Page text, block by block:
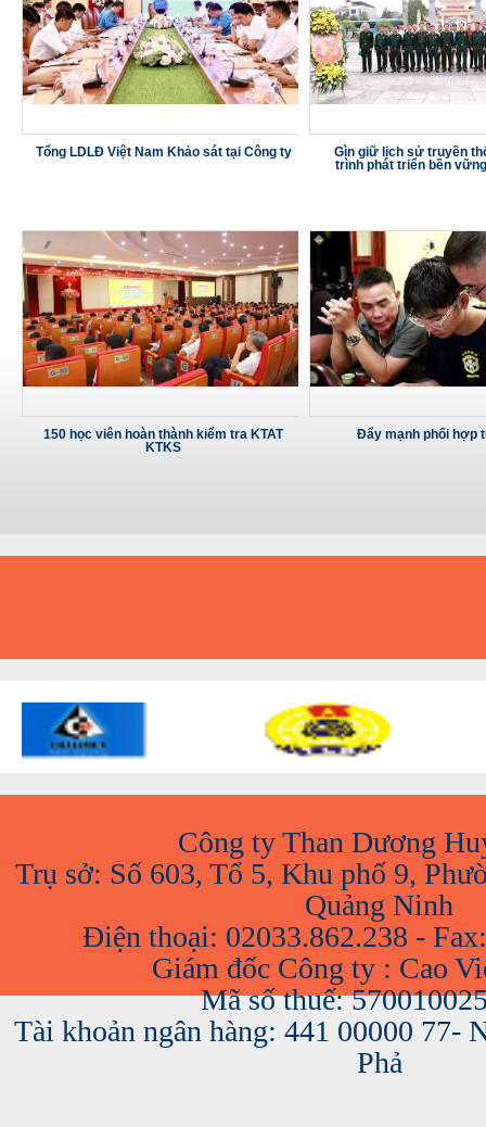
Tổng LDLĐ Việt Nam Khảo sát tại Công ty
Gìn giữ lịch sử truyền
trình phát triển bền
150 học viên hoàn thành kiểm tra KTAT
KTKS
Đẩy mạnh phối hợp
Công ty Than Dương
Trụ sở: Số 603, Tổ 5, Khu phố 9,
Quảng Ninh
Điện thoại: 02033.862.238 -
Giám đốc Công ty : Cao
Mã số thuế:
Tài khoản ngân hàng: 441 00000 77-
Phả